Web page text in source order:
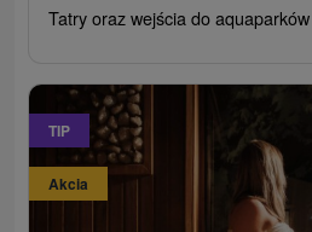
Tatry oraz wejścia do
TIP
Akcia